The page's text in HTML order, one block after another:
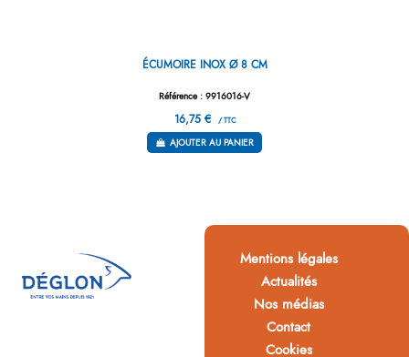
ÉCUMOIRE INOX Ø 8 CM
Référence : 9916016-V
16,75 € / TTC
AJOUTER AU PANIER
Mentions légales
Actualités
Nos médias
Contact
Cookies